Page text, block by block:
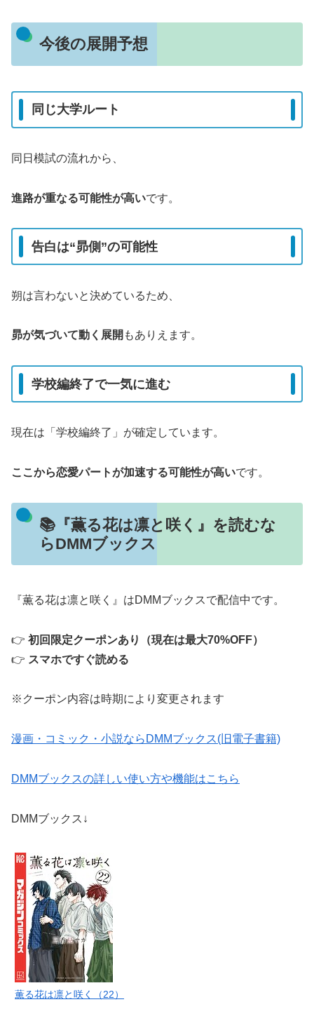
今後の展開予想
同じ大学ルート
同日模試の流れから、
進路が重なる可能性が高いです。
告白は“昴側”の可能性
朔は言わないと決めているため、
昴が気づいて動く展開 もありえます。
学校編終了で一気に進む
現在は「学校編終了」が確定しています。
ここから恋愛パートが加速する可能性が高いです。
📚『薫る花は凛と咲く』を読むな
らDMMブックス
『薫る花は凛と咲く』はDMMブックスで配信中です。
👉 初回限定クーポンあり（現在は最大70%OFF）
👉 スマホですぐ読める
※クーポン内容は時期により変更されます
漫画・コミック・小説ならDMMブックス(旧電子書籍)
DMMブックスの詳しい使い方や機能はこちら
DMMブックス↓
薫る花は凛と咲く（22）